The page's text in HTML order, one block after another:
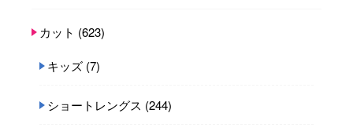
カット (623)
キッズ (7)
ショートレングス (244)